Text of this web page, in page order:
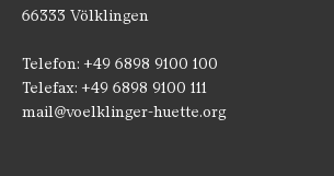
66333 Völklingen
Telefon: +49 6898 9100 100
Telefax: +49 6898 9100 111
mail@voelklinger-huette.org